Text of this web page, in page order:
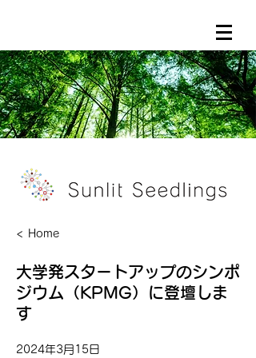
< Home
大学発スタートアップのシンポ
ジウム（KPMG）に登壇しま
す
2024年3月15日